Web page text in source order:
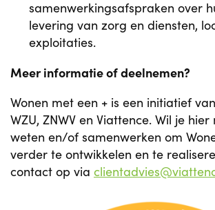
samenwerkingsafspraken over
levering van zorg en diensten,
exploitaties.
Meer informatie of deelnemen?
Wonen met een + is een initiatief
WZU, ZNWV en Viattence. Wil je
weten en/of samenwerken om
verder te ontwikkelen en te
contact op via